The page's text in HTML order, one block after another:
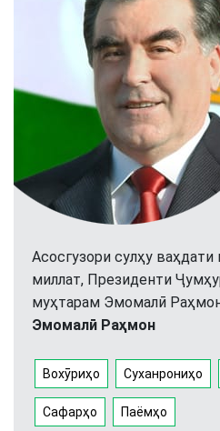
Асосгузори сулҳу
миллат, Президенти
муҳтарам Эмомалӣ
Эмомалӣ Раҳмон
Вохӯриҳо Суханрониҳо
Сафарҳо Паёмҳо